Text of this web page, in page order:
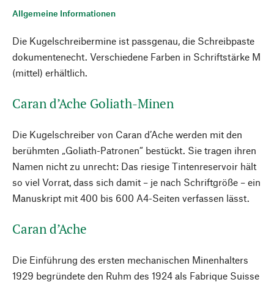
Allgemeine Informationen
Die Kugelschreibermine ist passgenau, die Schreibpaste
dokumentenecht. Verschiedene Farben in Schriftstärke M
(mittel) erhältlich.
Caran d’Ache Goliath-Minen
Die Kugelschreiber von Caran d’Ache werden mit den
berühmten „Goliath-Patronen“ bestückt. Sie tragen ihren
Namen nicht zu unrecht: Das riesige Tintenreservoir hält
so viel Vorrat, dass sich damit – je nach Schriftgröße – ein
Manuskript mit 400 bis 600 A4-Seiten verfassen lässt.
Caran d’Ache
Die Einführung des ersten mechanischen Minenhalters
1929 begründete den Ruhm des 1924 als Fabrique Suisse